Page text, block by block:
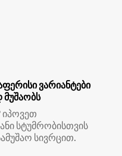
ვარიანტები
მუშაობს
იპოვეთ
სტუმრობისთვის
სივრცით.